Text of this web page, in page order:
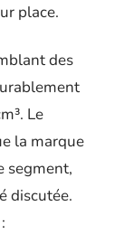
place.
des
Le
la marque
segment,
discutée.